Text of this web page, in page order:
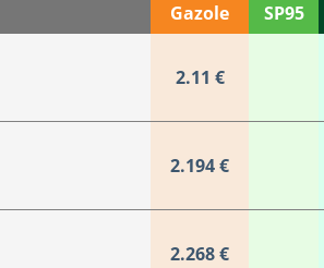
Gazole SP95
2.11 €
2.194 €
2.268 €